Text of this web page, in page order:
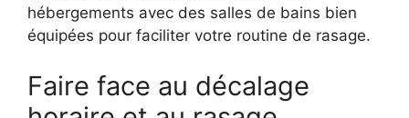
hébergements avec des salles de bains bien
équipées pour faciliter votre routine de rasage.
Faire face au décalage